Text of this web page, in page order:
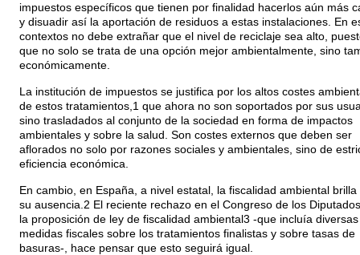
impuestos específicos que tienen por finalidad hacerlos aún más
y disuadir así la aportación de residuos a estas instalaciones. En
contextos no debe extrañar que el nivel de reciclaje sea alto,
que no solo se trata de una opción mejor ambientalmente, sino
económicamente.
La institución de impuestos se justifica por los altos costes
de estos tratamientos,1 que ahora no son soportados por sus
sino trasladados al conjunto de la sociedad en forma de impactos
ambientales y sobre la salud. Son costes externos que deben ser
aflorados no solo por razones sociales y ambientales, sino de
eficiencia económica.
En cambio, en España, a nivel estatal, la fiscalidad ambiental brilla
su ausencia.2 El reciente rechazo en el Congreso de los
la proposición de ley de fiscalidad ambiental3 -que incluía diversas
medidas fiscales sobre los tratamientos finalistas y sobre tasas de
basuras-, hace pensar que esto seguirá igual.